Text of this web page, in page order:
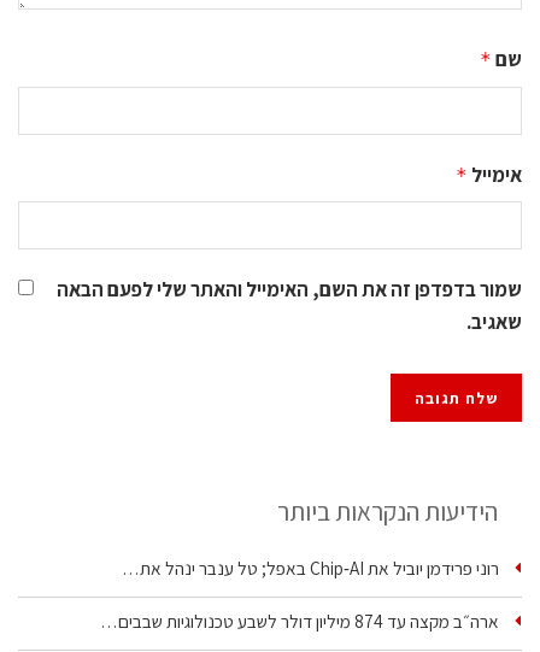
שם *
אימייל *
שמור בדפדפן זה את השם, האימייל והאתר שלי לפעם הבאה
שאגיב.
הידיעות הנקראות ביותר
רוני פרידמן יוביל את Chip‑AI באפל; טל ענבר ינהל את…
ארה״ב מקצה עד 874 מיליון דולר לשבע טכנולוגיות שבבים…